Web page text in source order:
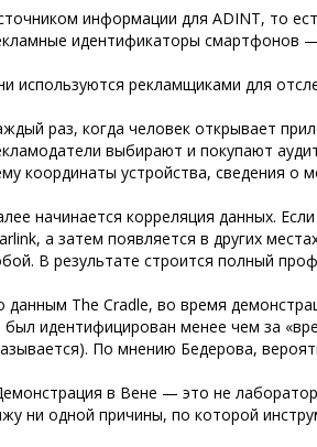
информации для ADINT, то
идентификаторы смартфонов —
используются рекламщиками для
раз, когда человек открывает
выбирают и покупают
координаты устройства, сведения о
начинается корреляция данных.
а затем появляется в других
В результате строится полный
данным The Cradle, во время
идентифицирован менее чем за
По мнению Бедерова,
в Вене — это не
ни одной причины, по которой